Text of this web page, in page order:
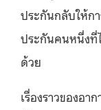
ประกันกลับให้ก
ประกันคนหนึ่งที่
ด้วย
เรื่องราวของอ